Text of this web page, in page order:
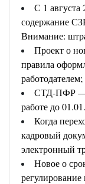
С 1
содержание
Внимание:
Проект о
правила
работодателем;
СТД-ПФР —
работе до
Когда
кадровый
электронный
Новое о